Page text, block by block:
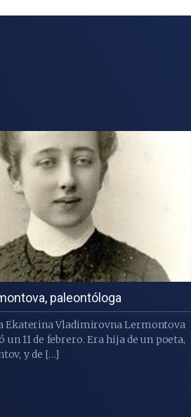
paleontóloga
Ekaterina Vladimirovna Lermontova
un 11 de febrero. Era hija de un poeta,
y de […]